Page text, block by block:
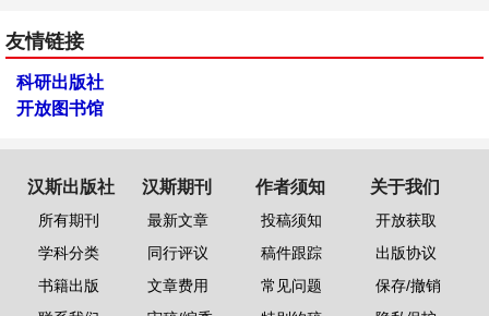
友情链接
科研出版社
开放图书馆
汉斯出版社
所有期刊
学科分类
书籍出版
汉斯期刊
最新文章
同行评议
文章费用
作者须知
投稿须知
稿件跟踪
常见问题
关于我们
开放获取
出版协议
保存/撤销